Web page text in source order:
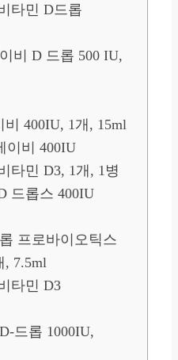
타민 D드롭
비 D 드롭 500 IU,
400IU, 1개, 15ml
이비 400IU
타민 D3, 1개, 1병
드롭스 400IU
프로바이오틱스
, 7.5ml
타민 D3
드롭 1000IU,